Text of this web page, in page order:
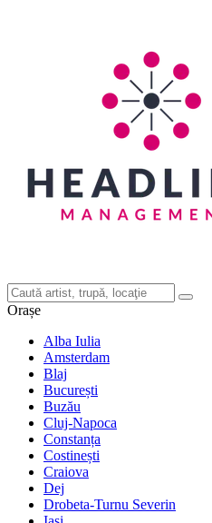
Orașe
Alba Iulia
Amsterdam
Blaj
București
Buzău
Cluj-Napoca
Constanța
Costinești
Craiova
Dej
Drobeta-Turnu Severin